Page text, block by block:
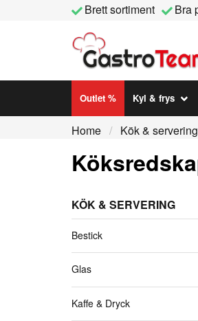
Brett sortiment Bra
Outlet % Kyl & frys
Home Kök & servering
KÖK & SERVERING
Bestick
Glas
Kaffe & Dryck